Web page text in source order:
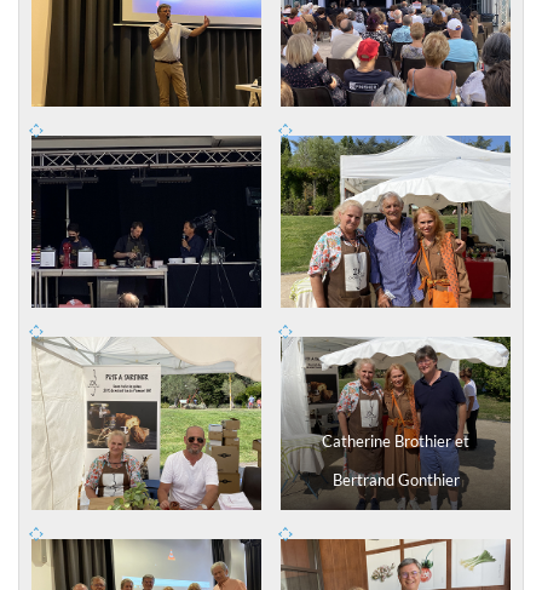
Catherine Brothier et
Bertrand Gonthier